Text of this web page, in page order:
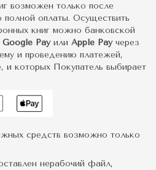
возможен только после
оплаты. Осуществить
книг можно банковской
Pay или Apple Payчерез
и проведению платежей,
и которых Покупатель выбирает
средств возможно только
нерабочий файл,